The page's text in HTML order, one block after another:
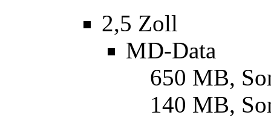
2,5 Zoll
MD-Data
650 MB,
140 MB,